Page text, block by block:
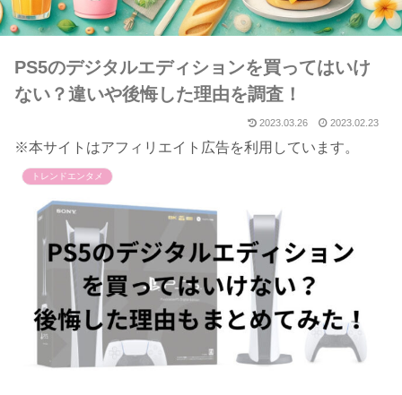
PS5のデジタルエディションを買ってはいけ
ない？違いや後悔した理由を調査！
2023.03.26 2023.02.23
※本サイトはアフィリエイト広告を利用しています。
トレンドエンタメ